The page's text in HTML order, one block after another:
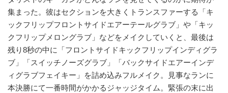
集まった。彼はセクションを大きくトランスファーする「キ
ックフリップフロントサイドエアーテールグラブ」や「キッ
クフリップメロングラブ」などをメイクしていくと、最後は
残り8秒の中に「フロントサイドキックフリップインディグラ
ブ」「スイッチノーズグラブ」「バックサイドエアーインデ
ィグラブフェイキー」を詰め込みフルメイク。見事なランに
本決勝にて一番時間がかかるジャッジタイム。緊張の末に出